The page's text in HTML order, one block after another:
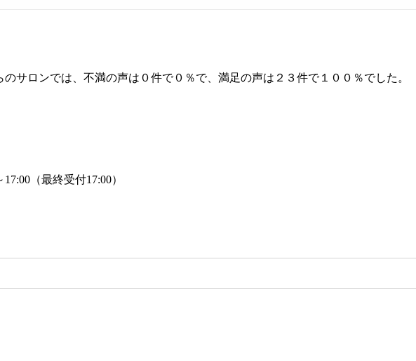
サロンでは、不満の声は０件で０％で、満足の声は２３件で１００％でした。
（最終受付17:00）